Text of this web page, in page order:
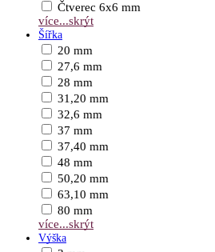
Čtverec 6x6 mm
více...skrýt
Šířka
20 mm
27,6 mm
28 mm
31,20 mm
32,6 mm
37 mm
37,40 mm
48 mm
50,20 mm
63,10 mm
80 mm
více...skrýt
Výška